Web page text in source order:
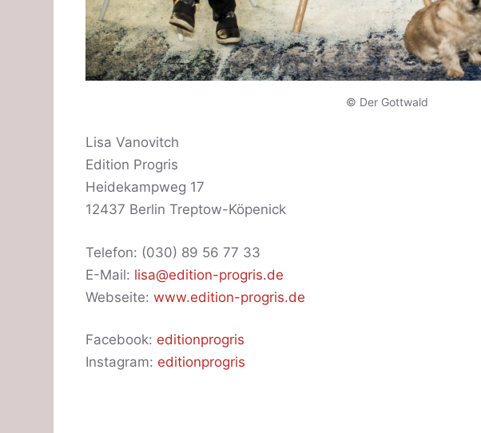
© Der Gottwald
Lisa Vanovitch
Edition Progris
Heidekampweg 17
12437 Berlin Treptow-Köpenick
Telefon: (030) 89 56 77 33
E-Mail: lisa@edition-progris.de
Webseite:www.edition-progris.de
Facebook: editionprogris
Instagram: editionprogris